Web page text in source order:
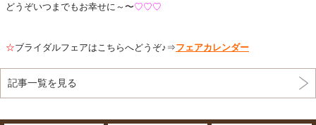
どうぞいつまでもお幸せに～〜♡♡♡
☆ブライダルフェアはこちらへどうぞ♪⇒フェアカレンダー
記事一覧を見る